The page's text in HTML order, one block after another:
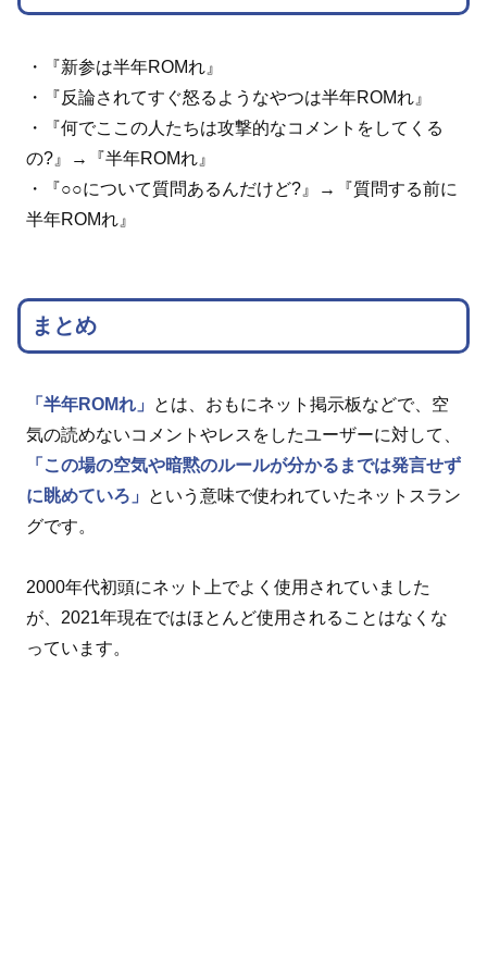
・『新参は半年ROMれ』
・『反論されてすぐ怒るようなやつは半年ROMれ』
・『何でここの人たちは攻撃的なコメントをしてくる
の?』→『半年ROMれ』
・『○○について質問あるんだけど?』→『質問する前に
半年ROMれ』
まとめ
「半年ROMれ」
とは、おもにネット掲示板などで、空
気の読めないコメントやレスをしたユーザーに対して、
「この場の空気や暗黙のルールが分かるまでは発言せず
に眺めていろ」
という意味で使われていたネットスラン
グです。
2000年代初頭にネット上でよく使用されていました
が、2021年現在ではほとんど使用されることはなくな
っています。